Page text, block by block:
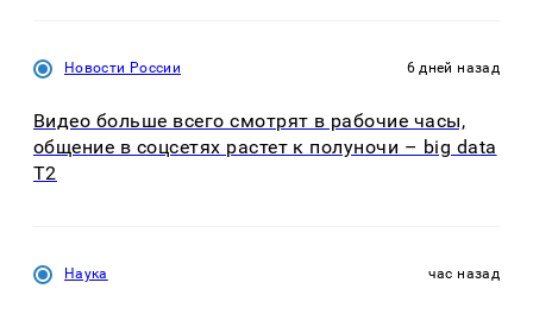
Новости России 6 дней назад
Видео больше всего смотрят в рабочие часы,
общение в соцсетях растет к полуночи – big data
T2
Наука час назад